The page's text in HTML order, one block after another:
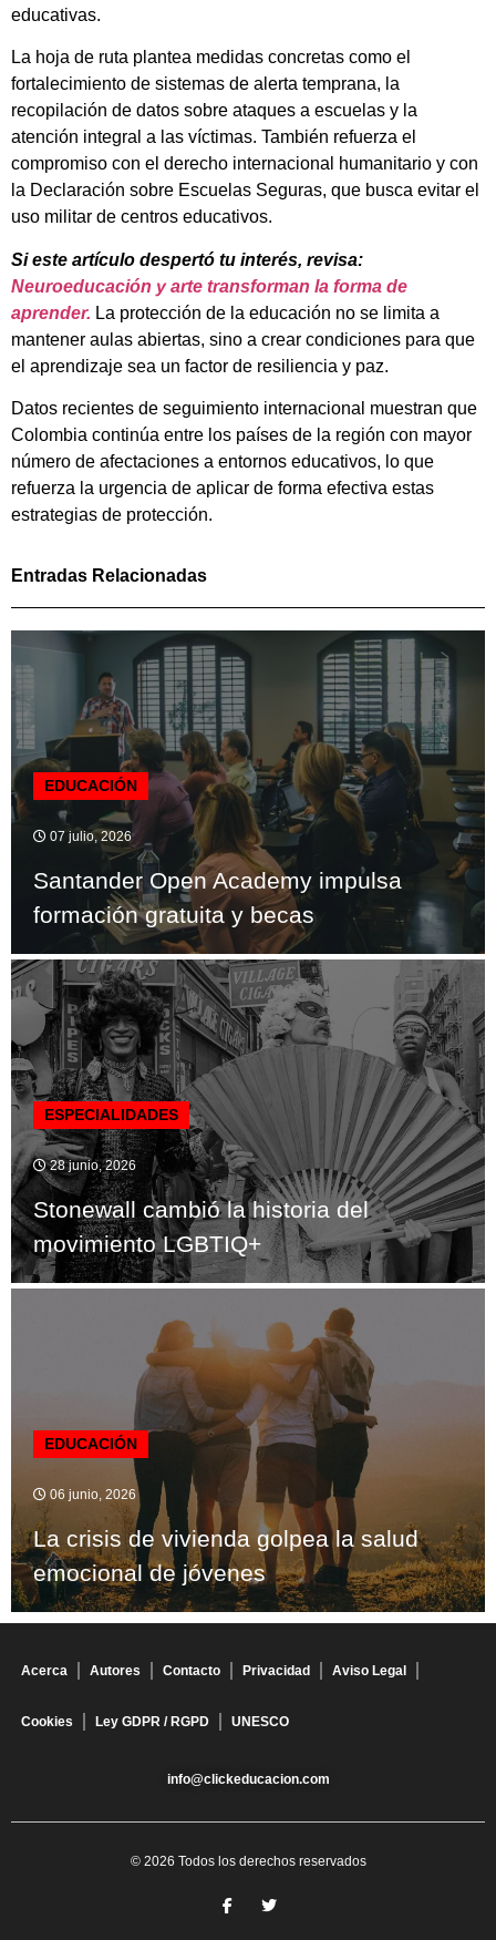
educativas.
La hoja de ruta plantea medidas concretas como el
fortalecimiento de sistemas de alerta temprana, la
recopilación de datos sobre ataques a escuelas y la
atención integral a las víctimas. También refuerza el
compromiso con el derecho internacional humanitario y con
la Declaración sobre Escuelas Seguras, que busca evitar el
uso militar de centros educativos.
Si este artículo despertó tu interés, revisa:
Neuroeducación y arte transforman la forma de
aprender. La protección de la educación no se limita a
mantener aulas abiertas, sino a crear condiciones para que
el aprendizaje sea un factor de resiliencia y paz.
Datos recientes de seguimiento internacional muestran que
Colombia continúa entre los países de la región con mayor
número de afectaciones a entornos educativos, lo que
refuerza la urgencia de aplicar de forma efectiva estas
estrategias de protección.
Entradas Relacionadas
EDUCACIÓN
07 julio, 2026
Santander Open Academy impulsa
formación gratuita y becas
ESPECIALIDADES
28 junio, 2026
Stonewall cambió la historia del
movimiento LGBTIQ+
EDUCACIÓN
06 junio, 2026
La crisis de vivienda golpea la salud
emocional de jóvenes
Acerca Autores Contacto Privacidad Aviso Legal
Cookies Ley GDPR / RGPD UNESCO
info@clickeducacion.com
© 2026 Todos los derechos reservados